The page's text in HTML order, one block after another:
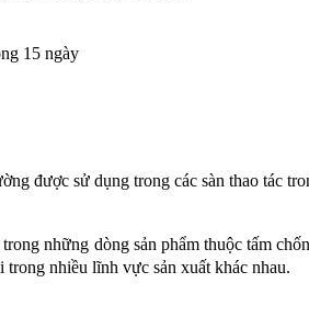
15 ngày
được sử dụng trong các sàn thao tác
những dòng sản phẩm thuộc tấm
nhiều lĩnh vực sản xuất khác nhau.